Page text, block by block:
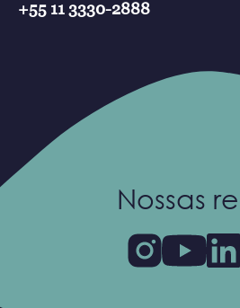
+55 11 3330-2888
Nossas